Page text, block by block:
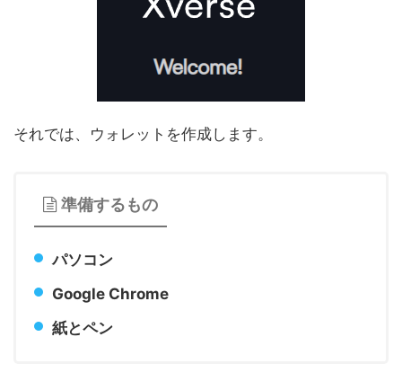
それでは、ウォレットを作成します。
準備するもの
パソコン
Google Chrome
紙とペン